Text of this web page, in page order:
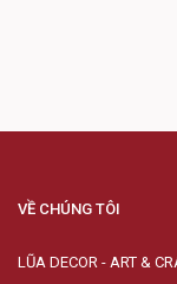
VỀ CHÚNG TÔI
LŨA DECOR - ART &